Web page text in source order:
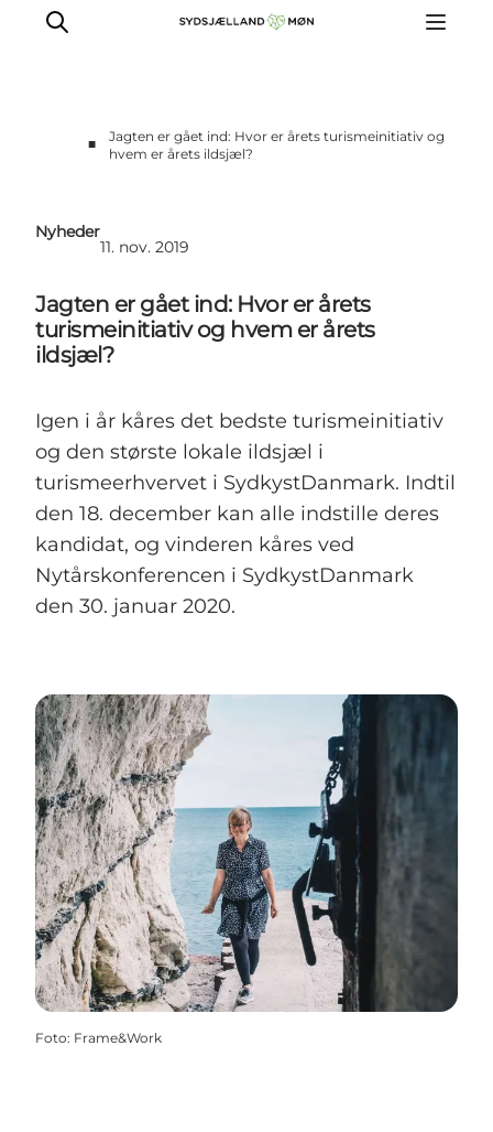
Byer og steder
Events
Overnat
Planlæg din tur
■
Jagten er gået ind: Hvor er årets turismeinitiativ og
hvem er årets ildsjæl?
Nyheder
11. nov. 2019
Jagten er gået ind: Hvor er årets
turismeinitiativ og hvem er årets
ildsjæl?
Igen i år kåres det bedste turismeinitiativ
og den største lokale ildsjæl i
turismeerhvervet i SydkystDanmark. Indtil
den 18. december kan alle indstille deres
kandidat, og vinderen kåres ved
Nytårskonferencen i SydkystDanmark
den 30. januar 2020.
Foto: Frame&Work